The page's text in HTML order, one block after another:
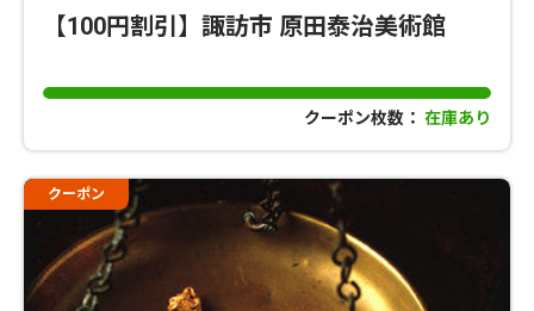
【100円割引】諏訪市 原田泰治美術館
クーポン枚数： 在庫あり
クーポン